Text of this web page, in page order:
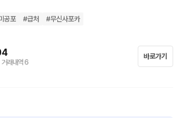
공포 #급처 #무신사포카
거래내역 6
바로가기